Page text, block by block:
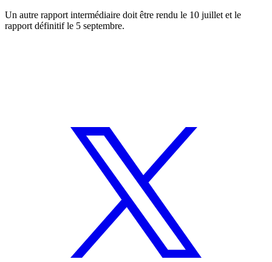
Un autre rapport intermédiaire doit être rendu le 10 juillet et le
rapport définitif le 5 septembre.